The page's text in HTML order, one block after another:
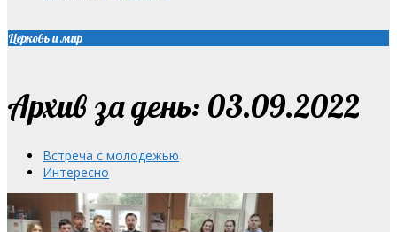
Церковь и мир
Архив за день: 03.09.2022
Встреча с молодежью
Интересно